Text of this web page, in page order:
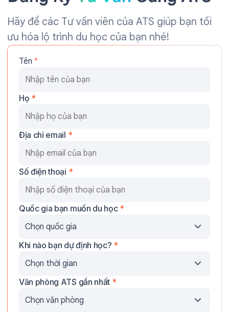
Hãy để các Tư vấn viên của ATS giúp bạn tối
ưu hóa lộ trình du học của bạn nhé!
Tên *
Họ *
Địa chỉ email *
Số điện thoại *
Quốc gia bạn muốn du học *
Khi nào bạn dự định học? *
Văn phòng ATS gần nhất *